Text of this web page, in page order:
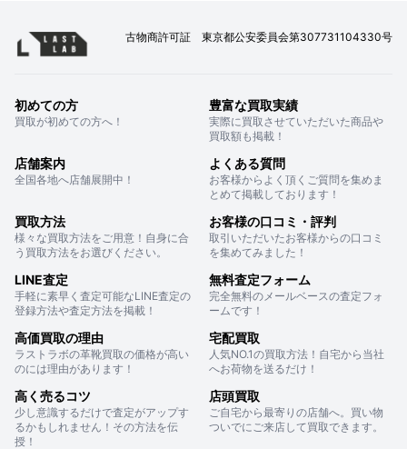
古物商許可証 東京都公安委員会第307731104330号
初めての方
買取が初めての方へ！
豊富な買取実績
実際に買取させていただいた商品や
買取額も掲載！
店舗案内
全国各地へ店舗展開中！
よくある質問
お客様からよく頂くご質問を集めま
とめて掲載しております！
買取方法
様々な買取方法をご用意！自身に合
う買取方法をお選びください。
お客様の口コミ・評判
取引いただいたお客様からの口コミ
を集めてみました！
LINE査定
手軽に素早く査定可能なLINE査定の
登録方法や査定方法を掲載！
無料査定フォーム
完全無料のメールベースの査定フォ
ームです！
高価買取の理由
ラストラボの革靴買取の価格が高い
のには理由があります！
宅配買取
人気NO.1の買取方法！自宅から当社
へお荷物を送るだけ！
高く売るコツ
少し意識するだけで査定がアップす
るかもしれません！その方法を伝
授！
店頭買取
ご自宅から最寄りの店舗へ。買い物
ついでにご来店して買取できます。